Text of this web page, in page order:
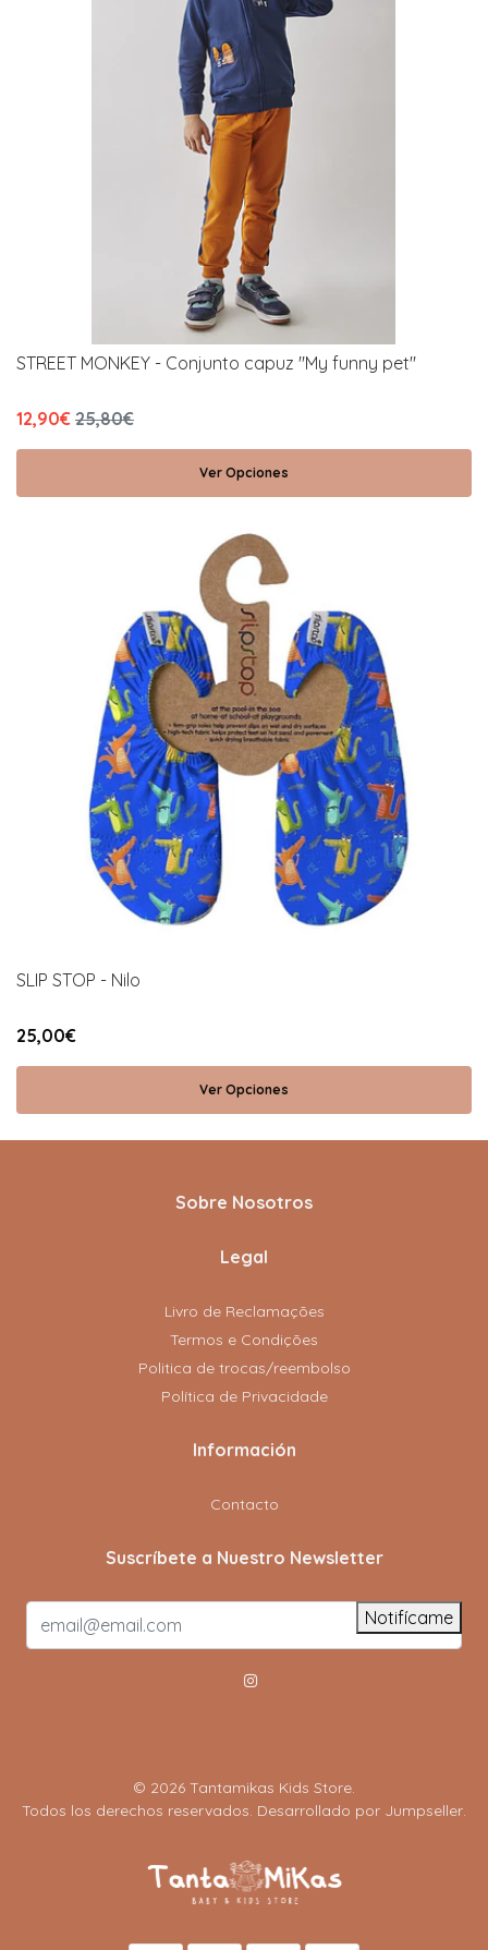
STREET MONKEY - Conjunto capuz "My funny pet"
12,90€ 25,80€
Ver Opciones
SLIP STOP - Nilo
25,00€
Ver Opciones
Sobre Nosotros
Legal
Livro de Reclamações
Termos e Condições
Politica de trocas/reembolso
Política de Privacidade
Información
Contacto
Suscríbete a Nuestro Newsletter
Notifícame
© 2026 Tantamikas Kids Store.
Todos los derechos reservados. Desarrollado por Jumpseller.